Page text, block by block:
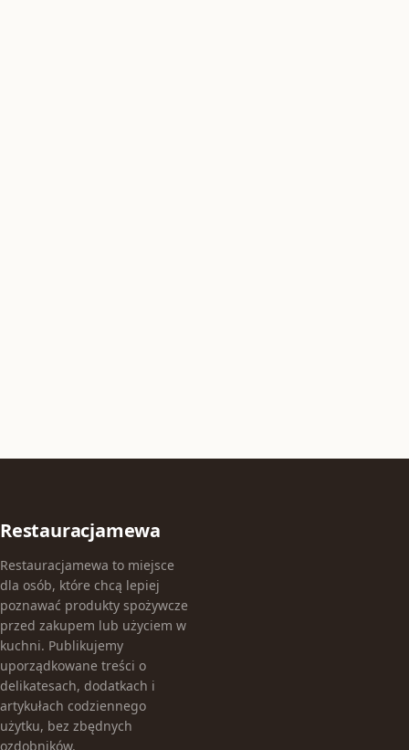
Restauracjamewa
Restauracjamewa to miejsce
dla osób, które chcą lepiej
poznawać produkty spożywcze
przed zakupem lub użyciem w
kuchni. Publikujemy
uporządkowane treści o
delikatesach, dodatkach i
artykułach codziennego
użytku, bez zbędnych
ozdobników.